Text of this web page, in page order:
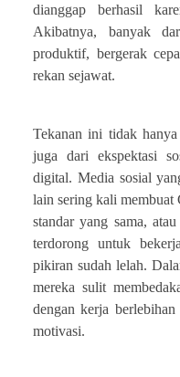
dianggap berhasil
Akibatnya, banyak
produktif, bergerak
rekan sejawat.
Tekanan ini tidak
juga dari ekspektasi
digital. Media sosial
lain sering kali membuat
standar yang sama,
terdorong untuk
pikiran sudah lelah.
mereka sulit
dengan kerja
motivasi.